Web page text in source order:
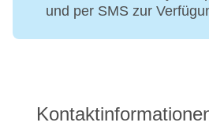
und per SMS zur